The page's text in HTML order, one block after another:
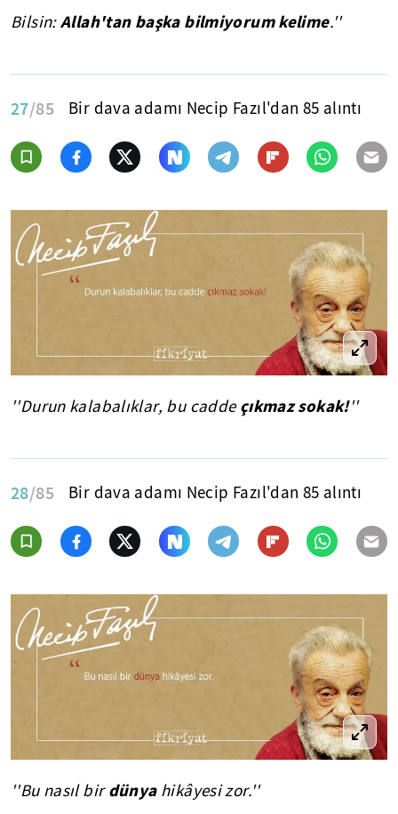
Bilsin:Allah'tan başka bilmiyorum kelime.''
27/85 Bir dava adamı Necip Fazıl'dan 85 alıntı
''Durun kalabalıklar, bu caddeçıkmaz sokak!''
28/85 Bir dava adamı Necip Fazıl'dan 85 alıntı
''Bu nasıl birdünya hikâyesi zor.''